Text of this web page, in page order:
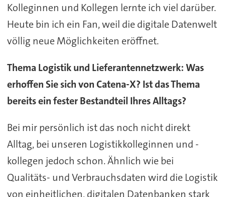
Kolleginnen und Kollegen lernte ich viel darüber.
Heute bin ich ein Fan, weil die digitale Datenwelt
völlig neue Möglichkeiten eröffnet.
Thema Logistik und Lieferantennetzwerk: Was
erhoffen Sie sich von Catena-X? Ist das Thema
bereits ein fester Bestandteil Ihres Alltags?
Bei mir persönlich ist das noch nicht direkt
Alltag, bei unseren Logistikkolleginnen und -
kollegen jedoch schon. Ähnlich wie bei
Qualitäts- und Verbrauchsdaten wird die Logistik
von einheitlichen, digitalen Datenbanken stark